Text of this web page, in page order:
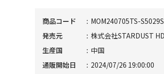
商品コード
MOM240705TS-S5029S
発売元
株式会社STARDUST
生産国
中国
通販開始日
2024/07/26 19:00:00